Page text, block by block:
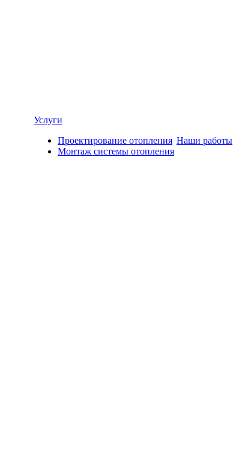
Услуги
Проектирование отопления
Монтаж системы отопления
Наши работы